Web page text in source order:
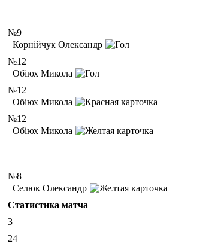
№9
Корнійчук Олександр
№12
Обіюх Микола
№12
Обіюх Микола
№12
Обіюх Микола
№8
Селюк Олександр
Статистика матча
3
24